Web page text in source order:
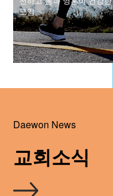
모임
Daewon News
교회소식